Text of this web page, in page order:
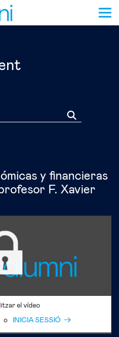
y financieras
F. Xavier
el vídeo
o INICIA SESSIÓ